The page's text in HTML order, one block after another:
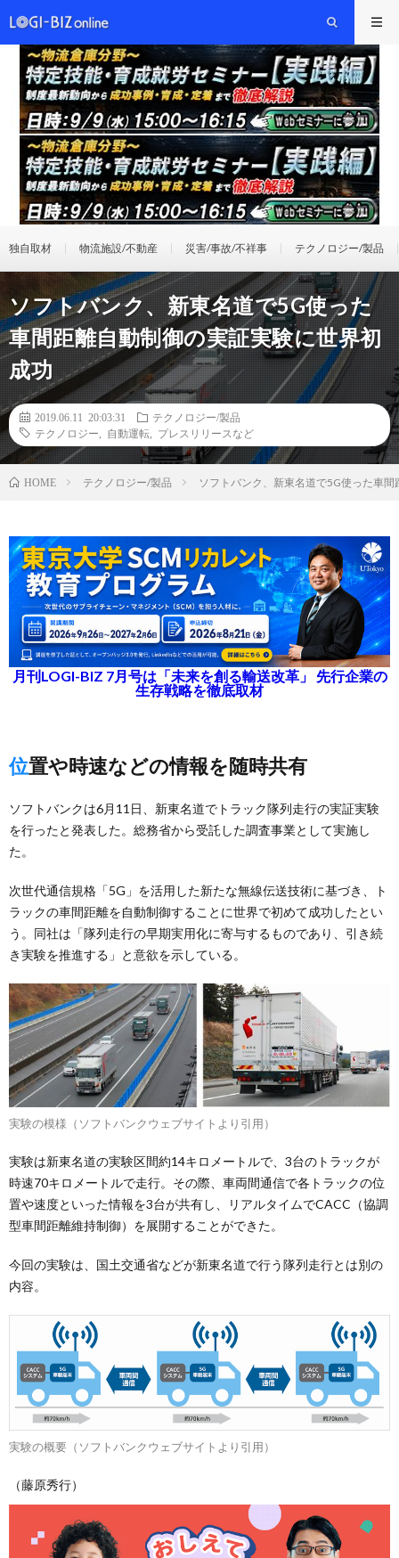
独自取材 物流施設/不動産 災害/事故/不祥事 テクノロジー/製品
ソフトバンク、新東名道で5G使った
車間距離自動制御の実証実験に世界初
成功
2019.06.11 20:03:31
テクノロジー/製品
テクノロジー
自動運転 プレスリリースなど
HOME テクノロジー/製品 ソフトバンク、新東名道で5G使った車
月刊LOGI-BIZ 7月号は「未来を創る輸送改革」 先行企業の
生存戦略を徹底取材
位置や時速などの情報を随時共有
ソフトバンクは6月11日、新東名道でトラック隊列走行の実証実験
を行ったと発表した。総務省から受託した調査事業として実施し
た。
次世代通信規格「5G」を活用した新たな無線伝送技術に基づき、ト
ラックの車間距離を自動制御することに世界で初めて成功したとい
う。同社は「隊列走行の早期実用化に寄与するものであり、引き続
き実験を推進する」と意欲を示している。
実験の模様（ソフトバンクウェブサイトより引用）
実験は新東名道の実験区間約14キロメートルで、3台のトラックが
時速70キロメートルで走行。その際、車両間通信で各トラックの位
置や速度といった情報を3台が共有し、リアルタイムでCACC（協調
型車間距離維持制御）を展開することができた。
今回の実験は、国土交通省などが新東名道で行う隊列走行とは別の
内容。
実験の概要（ソフトバンクウェブサイトより引用）
（藤原秀行）